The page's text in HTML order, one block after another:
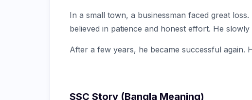
In a small town, a businessman faced great
believed in patience and honest effort. He
After a few years, he became successful again.
SSC Story (Bangla Meaning)